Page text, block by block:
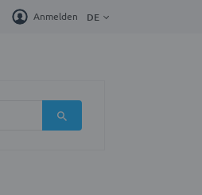
Anmelden DE